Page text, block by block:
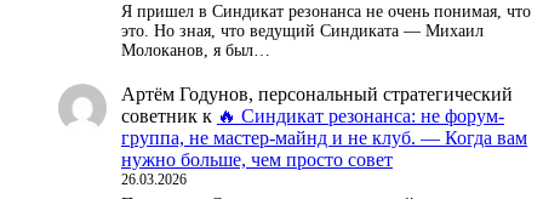
Я пришел в Синдикат резонанса не очень понимая, что
это. Но зная, что ведущий Синдиката — Михаил
Молоканов, я был…
Артём Годунов, персональный стратегический
советник к 🔥 Синдикат резонанса: не форум-
группа, не мастер-майнд и не клуб. — Когда вам
нужно больше, чем просто совет
26.03.2026